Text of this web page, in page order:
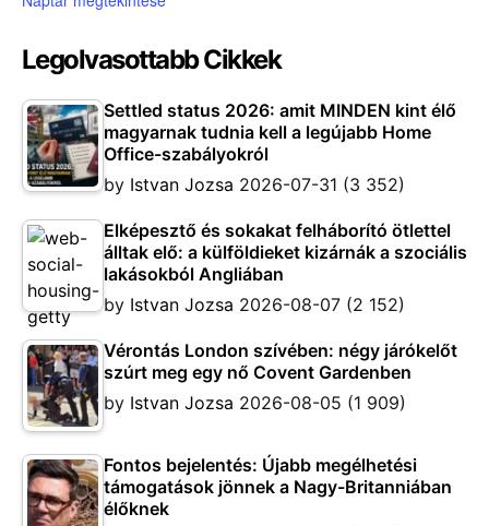
Legolvasottabb Cikkek
Settled status 2026: amit MINDEN kint élő
magyarnak tudnia kell a legújabb Home
Office-szabályokról
by Istvan Jozsa 2026-07-31 (3 352)
Elképesztő és sokakat felháborító ötlettel
álltak elő: a külföldieket kizárnák a szociális
lakásokból Angliában
by Istvan Jozsa 2026-08-07 (2 152)
Vérontás London szívében: négy járókelőt
szúrt meg egy nő Covent Gardenben
by Istvan Jozsa 2026-08-05 (1 909)
Fontos bejelentés: Újabb megélhetési
támogatások jönnek a Nagy-Britanniában
élőknek